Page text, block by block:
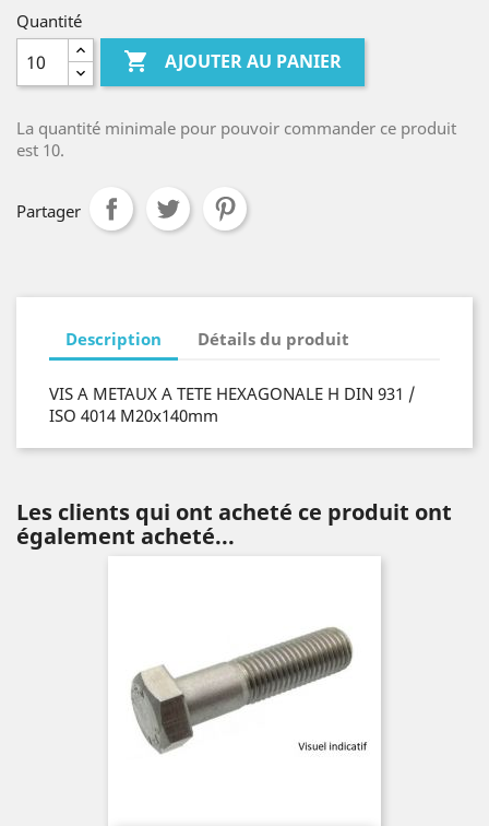
Quantité
 AJOUTER AU PANIER
La quantité minimale pour pouvoir commander ce produit
est 10.
Partager
Description Détails du produit
VIS A METAUX A TETE HEXAGONALE H DIN 931 /
ISO 4014 M20x140mm
Les clients qui ont acheté ce produit ont
également acheté...